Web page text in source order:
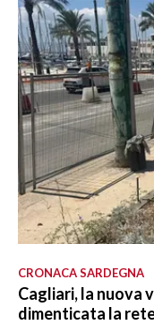
CRONACA SARDEGNA
Cagliari, la nuova
dimenticata la